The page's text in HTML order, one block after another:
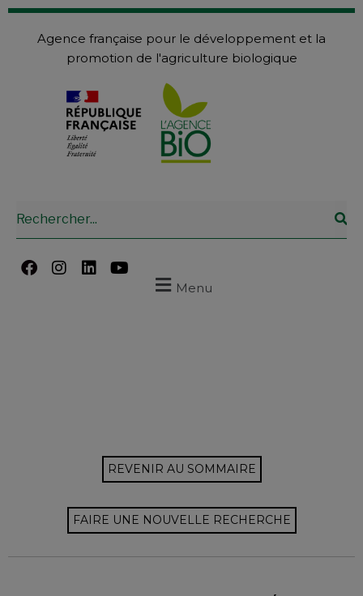
Agence française pour le développement et la
promotion de l'agriculture biologique
Menu
REVENIR AU SOMMAIRE
FAIRE UNE NOUVELLE RECHERCHE